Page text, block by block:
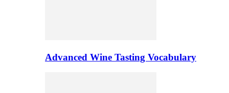
Advanced Wine Tasting Vocabulary